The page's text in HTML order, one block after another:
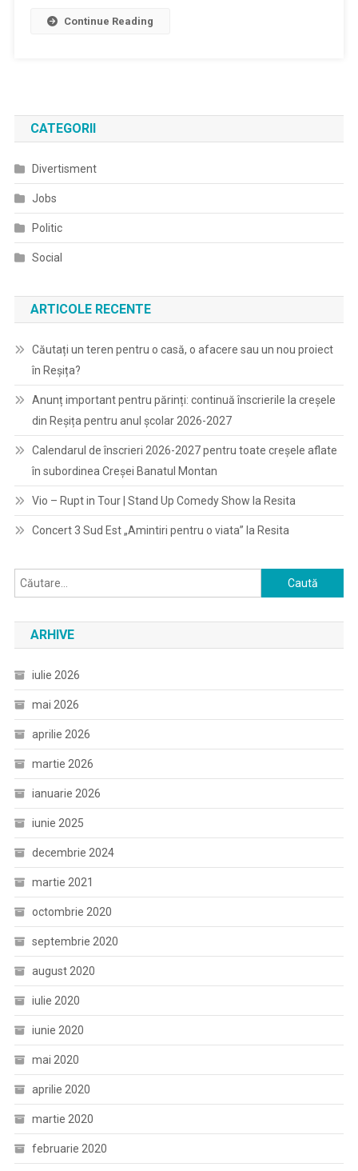
Continue Reading
CATEGORII
Divertisment
Jobs
Politic
Social
ARTICOLE RECENTE
Căutați un teren pentru o casă, o afacere sau un nou proiect
în Reșița?
Anunț important pentru părinți: continuă înscrierile la creșele
din Reșița pentru anul școlar 2026-2027
Calendarul de înscrieri 2026-2027 pentru toate creșele aflate
în subordinea Creșei Banatul Montan
Vio – Rupt in Tour | Stand Up Comedy Show la Resita
Concert 3 Sud Est „Amintiri pentru o viata” la Resita
Caută
după:
ARHIVE
iulie 2026
mai 2026
aprilie 2026
martie 2026
ianuarie 2026
iunie 2025
decembrie 2024
martie 2021
octombrie 2020
septembrie 2020
august 2020
iulie 2020
iunie 2020
mai 2020
aprilie 2020
martie 2020
februarie 2020